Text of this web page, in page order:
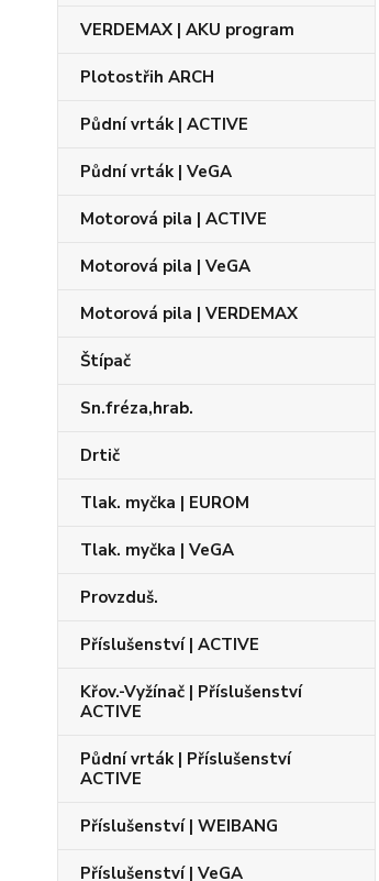
VERDEMAX | AKU program
Plotostřih ARCH
Půdní vrták | ACTIVE
Půdní vrták | VeGA
Motorová pila | ACTIVE
Motorová pila | VeGA
Motorová pila | VERDEMAX
Štípač
Sn.fréza,hrab.
Drtič
Tlak. myčka | EUROM
Tlak. myčka | VeGA
Provzduš.
Příslušenství | ACTIVE
Křov.-Vyžínač | Příslušenství
ACTIVE
Půdní vrták | Příslušenství
ACTIVE
Příslušenství | WEIBANG
Příslušenství | VeGA